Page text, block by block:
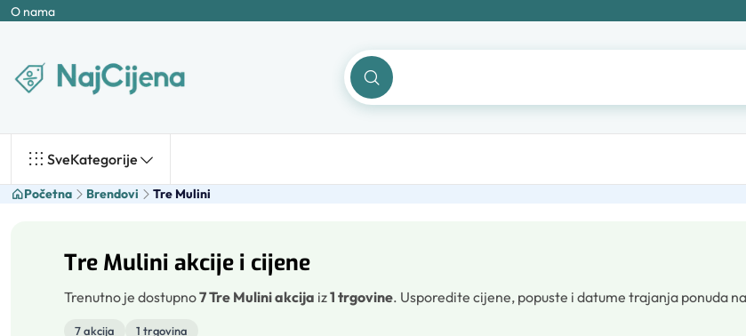
O nama
SveKategorije
Početna Brendovi Tre Mulini
Tre Mulini akcije i cijene
Trenutno je dostupno7 Tre Mulini akcija iz1 trgovine. Usporedite cijene, popuste i datume trajanja ponuda
7 akcija 1 trgovina